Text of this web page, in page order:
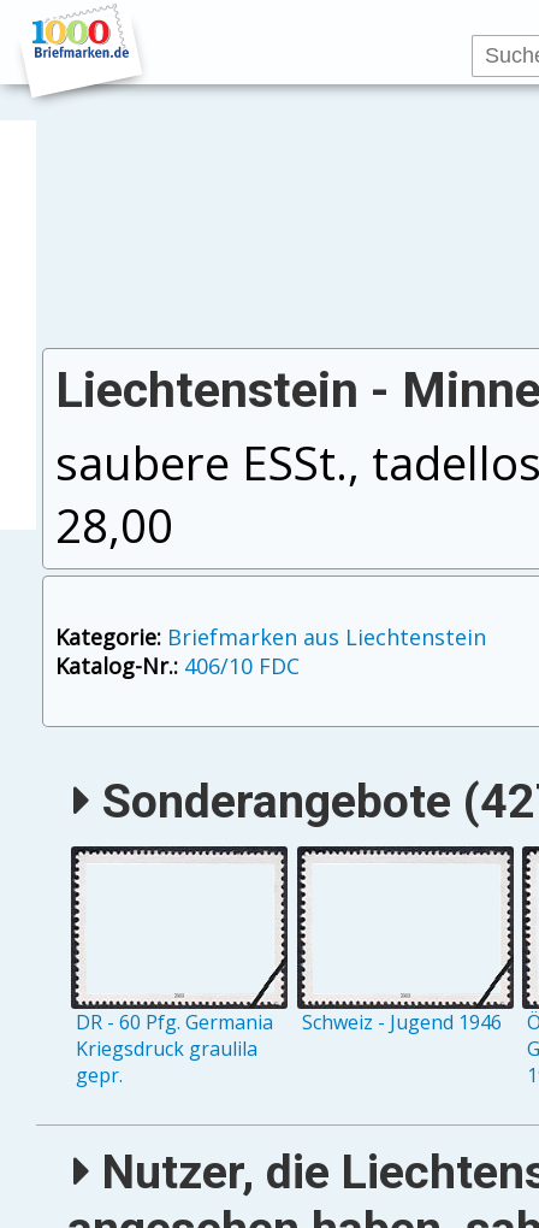
Liechtenstein -
saubere ESSt.,
28,00
Kategorie: Briefmarken aus Liechtenstein
Katalog-Nr.: 406/10 FDC
Sonderangebote
DR - 60 Pfg. Germania
Kriegsdruck graulila
gepr.
Schweiz - Jugend 1946
Nutzer, die